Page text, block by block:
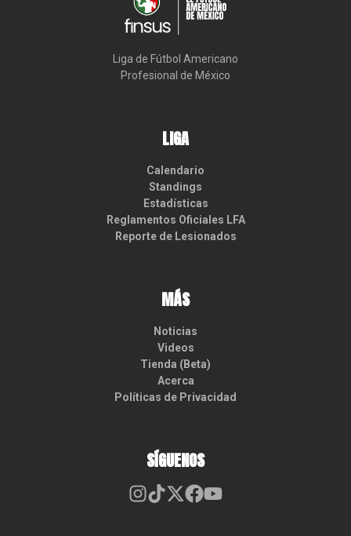
Liga de Fútbol Americano
Profesional de México
LIGA
Calendario
Standings
Estadísticas
Reglamentos Oficiales LFA
Reporte de Lesionados
MÁS
Noticias
Videos
Tienda (Beta)
Acerca
Políticas de Privacidad
SÍGUENOS